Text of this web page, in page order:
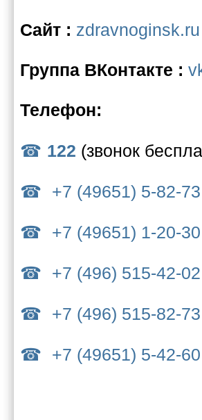
Сайт : zdravnoginsk.ru
Группа ВКонтакте :
Телефон:
122 (звонок
+7 (49651) 5-82-73
+7 (49651) 1-20-30
+7 (496) 515-42-02
+7 (496) 515-82-73
+7 (49651) 5-42-60